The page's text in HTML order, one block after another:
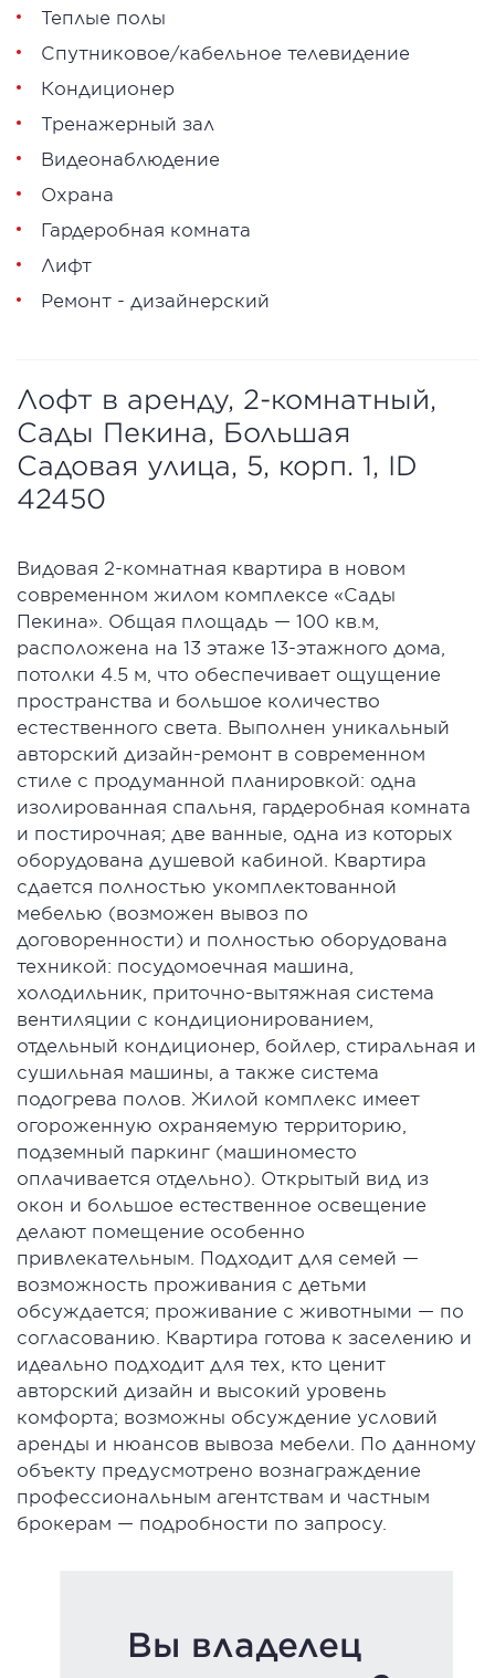
Теплые полы
Спутниковое/кабельное телевидение
Кондиционер
Тренажерный зал
Видеонаблюдение
Охрана
Гардеробная комната
Лифт
Ремонт - дизайнерский
Лофт в аренду, 2-комнатный,
Сады Пекина, Большая
Садовая улица, 5, корп. 1, ID
42450
Видовая 2-комнатная квартира в новом
современном жилом комплексе «Сады
Пекина». Общая площадь — 100 кв.м,
расположена на 13 этаже 13-этажного дома,
потолки 4.5 м, что обеспечивает ощущение
пространства и большое количество
естественного света. Выполнен уникальный
авторский дизайн-ремонт в современном
стиле с продуманной планировкой: одна
изолированная спальня, гардеробная комната
и постирочная; две ванные, одна из которых
оборудована душевой кабиной. Квартира
сдается полностью укомплектованной
мебелью (возможен вывоз по
договоренности) и полностью оборудована
техникой: посудомоечная машина,
холодильник, приточно-вытяжная система
вентиляции с кондиционированием,
отдельный кондиционер, бойлер, стиральная и
сушильная машины, а также система
подогрева полов. Жилой комплекс имеет
огороженную охраняемую территорию,
подземный паркинг (машиноместо
оплачивается отдельно). Открытый вид из
окон и большое естественное освещение
делают помещение особенно
привлекательным. Подходит для семей —
возможность проживания с детьми
обсуждается; проживание с животными — по
согласованию. Квартира готова к заселению и
идеально подходит для тех, кто ценит
авторский дизайн и высокий уровень
комфорта; возможны обсуждение условий
аренды и нюансов вывоза мебели. По данному
объекту предусмотрено вознаграждение
профессиональным агентствам и частным
брокерам — подробности по запросу.
Вы владелец